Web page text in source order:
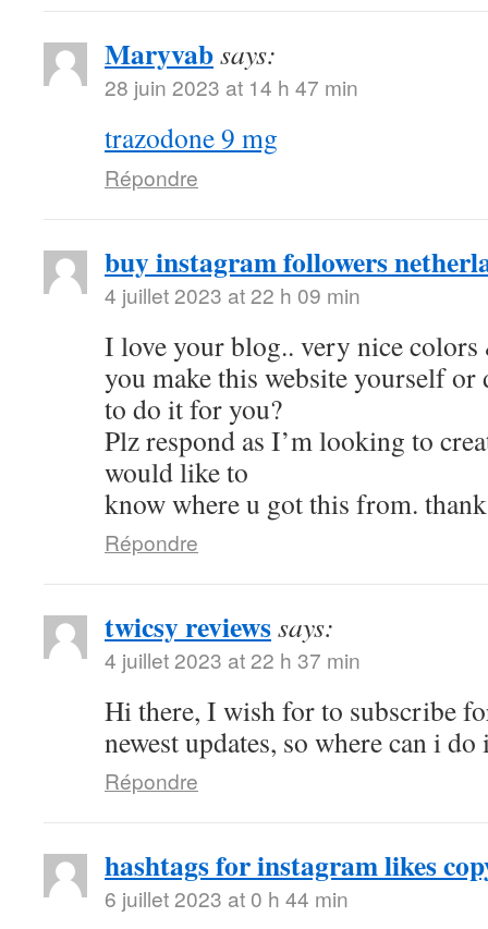
Maryvabsays:
28 juin 2023 at 14 h 47 min
trazodone 9 mg
Répondre
buy instagram followers
4 juillet 2023 at 22 h 09 min
I love your blog.. very nice
you make this website yourself or
to do it for you?
Plz respond as I’m looking to
would like to
know where u got this from.
Répondre
twicsy reviewssays:
4 juillet 2023 at 22 h 37 min
Hi there, I wish for to subscribe
newest updates, so where can i
Répondre
hashtags for instagram likes
6 juillet 2023 at 0 h 44 min